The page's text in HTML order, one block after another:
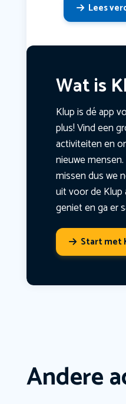
Lees
Wat is
Klup is dé app
plus! Vind een
activiteiten en
nieuwe
missen dus we
uit voor de Klup
geniet en ga er
Start met
Andere